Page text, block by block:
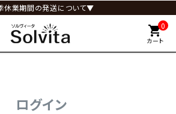
休業期間の発送について▼
0
shopping_cart
カート
ログイン